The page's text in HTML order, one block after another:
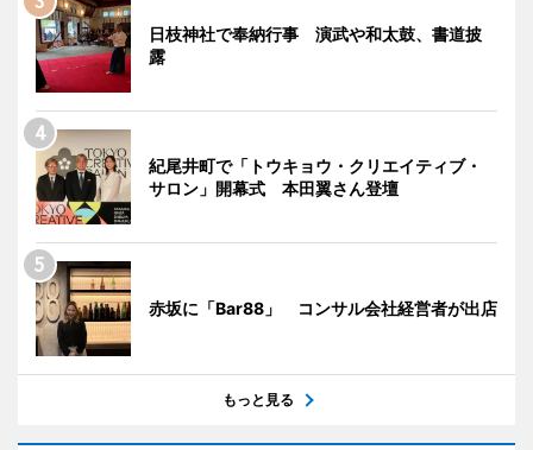
日枝神社で奉納行事 演武や和太鼓、書道披
露
紀尾井町で「トウキョウ・クリエイティブ・
サロン」開幕式 本田翼さん登壇
赤坂に「Bar88」 コンサル会社経営者が出店
もっと見る